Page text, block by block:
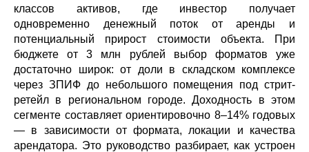
классов активов, где инвестор получает
одновременно денежный поток от аренды и
потенциальный прирост стоимости объекта. При
бюджете от 3 млн рублей выбор форматов уже
достаточно широк: от доли в складском комплексе
через ЗПИФ до небольшого помещения под стрит-
ретейл в региональном городе. Доходность в этом
сегменте составляет ориентировочно 8–14% годовых
— в зависимости от формата, локации и качества
арендатора. Это руководство разбирает, как устроен